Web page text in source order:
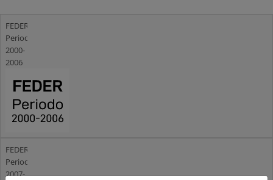
FEDER
Periodo
2000-
2006
FEDER
Periodo
2007-